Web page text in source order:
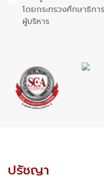
โดยกระทรวงศึกษาธิก
ผู้บริหาร
ปรัชญา